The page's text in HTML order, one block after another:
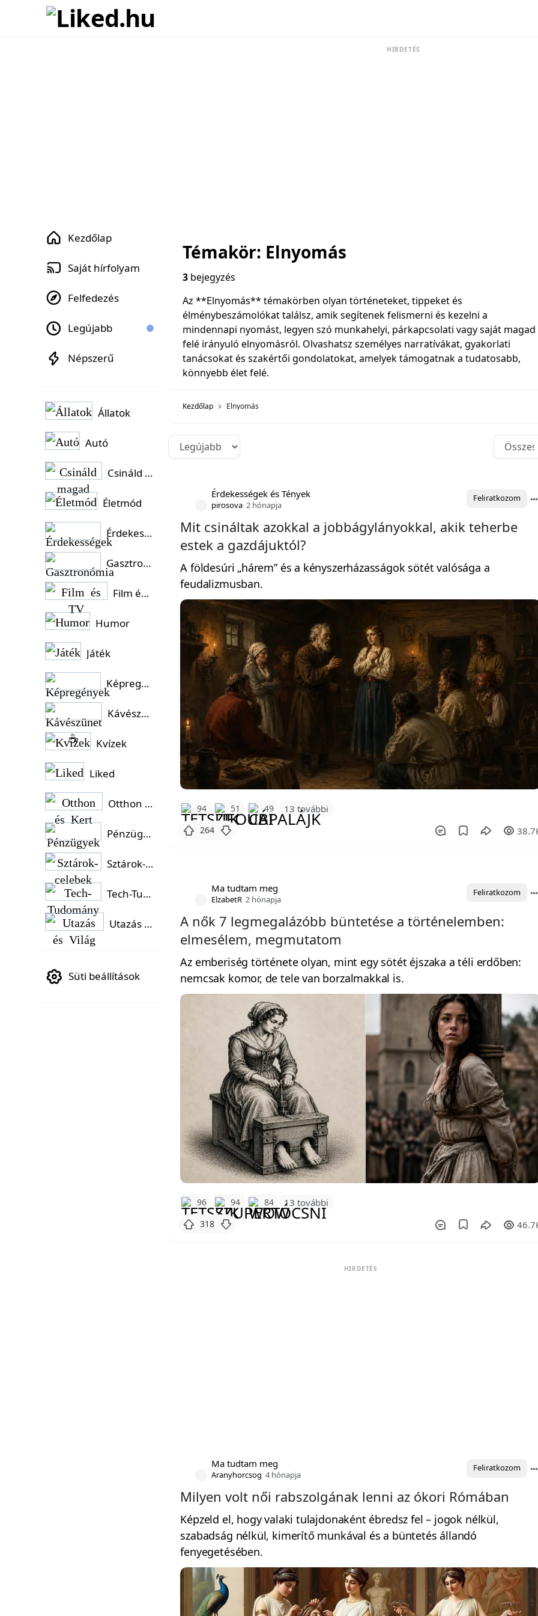
HIRDETÉS
Témakör: Elnyomás
3 bejegyzés
Az **Elnyomás** témakörben olyan történeteket, tippeket és
élménybeszámolókat találsz, amik segítenek felismerni és kezelni a
mindennapi nyomást, legyen szó munkahelyi, párkapcsolati vagy saját magad
felé irányuló elnyomásról. Olvashatsz személyes narratívákat, gyakorlati
tanácsokat és szakértői gondolatokat, amelyek támogatnak a tudatosabb,
könnyebb élet felé.
Kezdőlap Elnyomás
Érdekességek és Tények
pirosova 2 hónapja
Feliratkozom
Mit csináltak azokkal a jobbágylányokkal, akik teherbe
estek a gazdájuktól?
A földesúri „hárem” és a kényszerházasságok sötét valósága a
feudalizmusban.
94 51 49 13 további
264
Ma tudtam meg
ElzabetR 2 hónapja
Feliratkozom
A nők 7 legmegalázóbb büntetése a történelemben:
elmesélem, megmutatom
Az emberiség története olyan, mint egy sötét éjszaka a téli erdőben:
nemcsak komor, de tele van borzalmakkal is.
96 94 84 13 további
318
HIRDETÉS
Ma tudtam meg
Aranyhorcsog 4 hónapja
Feliratkozom
Milyen volt női rabszolgának lenni az ókori Rómában
Képzeld el, hogy valaki tulajdonaként ébredsz fel – jogok nélkül,
szabadság nélkül, kimerítő munkával és a büntetés állandó
fenyegetésében.
Kezdőlap
Saját hírfolyam
Felfedezés
Legújabb
Népszerű
Állatok
Autó
Csináld magad
Életmód
Érdekességek
Gasztronómia
Film és TV
Humor
Játék
Képregények
Kávészünet ☕
Kvízek
Liked
Otthon és Kert
Pénzügyek
Sztárok-celebek
Tech-Tudomány
Utazás és Világ
Süti beállítások